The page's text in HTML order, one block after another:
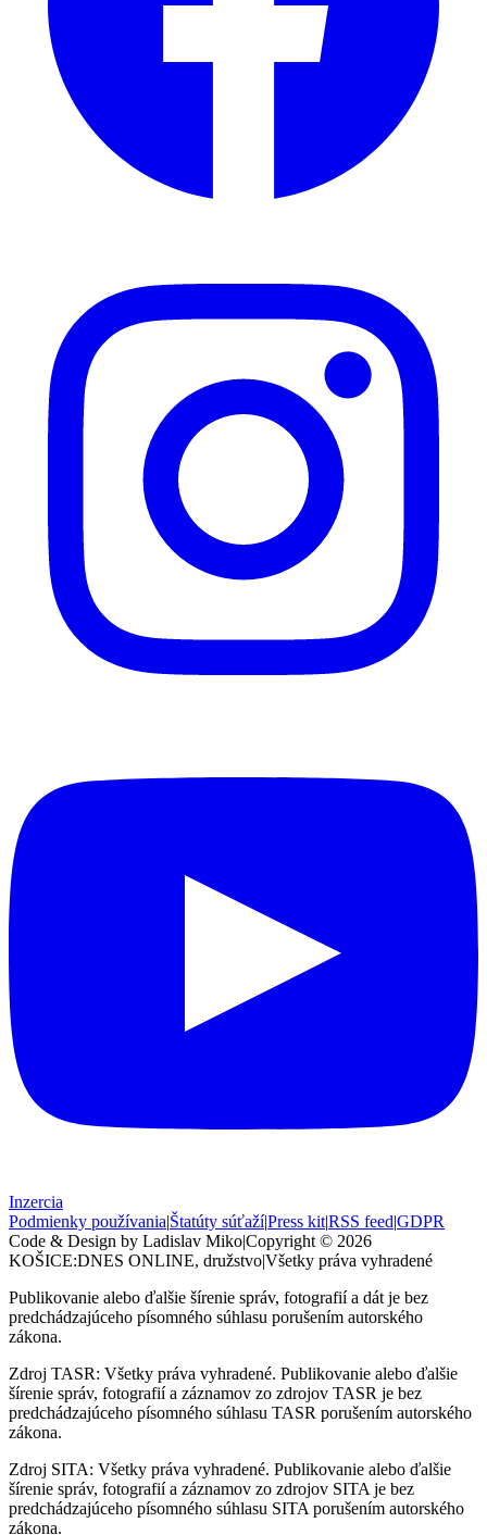
Inzercia
Podmienky používania|Štatúty súťaží|Press kit|RSS feed|GDPR
Code & Design by Ladislav Miko|Copyright © 2026
KOŠICE:DNES ONLINE, družstvo|Všetky práva vyhradené
Publikovanie alebo ďalšie šírenie správ, fotografií a dát je bez
predchádzajúceho písomného súhlasu porušením autorského
zákona.
Zdroj TASR: Všetky práva vyhradené. Publikovanie alebo ďalšie
šírenie správ, fotografií a záznamov zo zdrojov TASR je bez
predchádzajúceho písomného súhlasu TASR porušením autorského
zákona.
Zdroj SITA: Všetky práva vyhradené. Publikovanie alebo ďalšie
šírenie správ, fotografií a záznamov zo zdrojov SITA je bez
predchádzajúceho písomného súhlasu SITA porušením autorského
zákona.